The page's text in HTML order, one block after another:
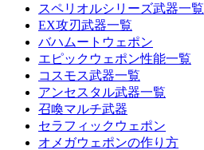
スペリオルシリーズ武器一覧
EX攻刃武器一覧
バハムートウェポン
エピックウェポン性能一覧
コスモス武器一覧
アンセスタル武器一覧
召喚マルチ武器
セラフィックウェポン
オメガウェポンの作り方